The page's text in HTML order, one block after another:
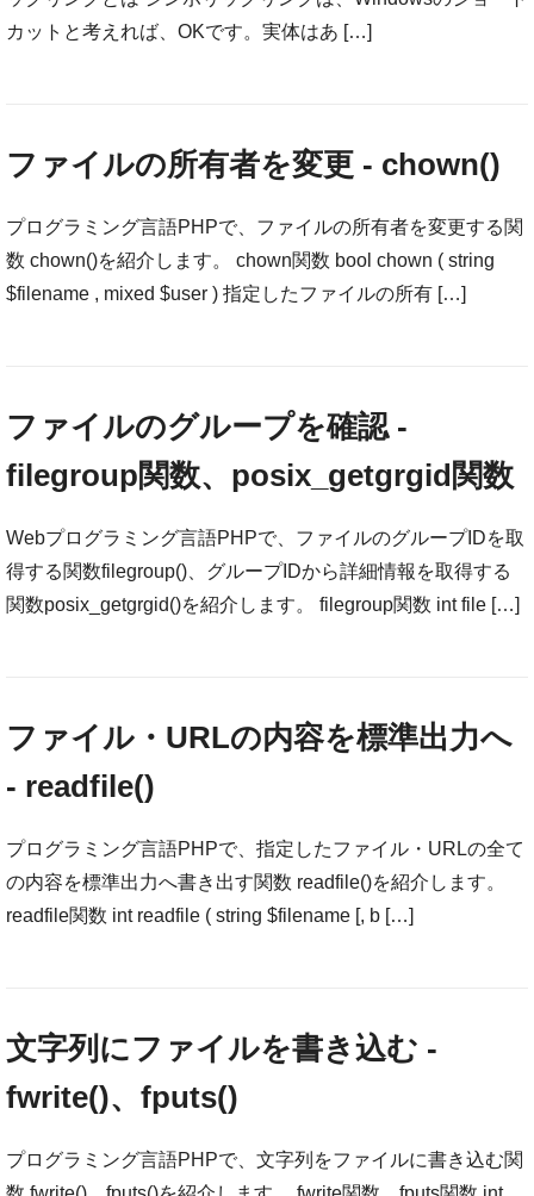
カットと考えれば、OKです。実体はあ […]
ファイルの所有者を変更 - chown()
プログラミング言語PHPで、ファイルの所有者を変更する関
数 chown()を紹介します。 chown関数 bool chown ( string
$filename , mixed $user ) 指定したファイルの所有 […]
ファイルのグループを確認 -
filegroup関数、posix_getgrgid関数
Webプログラミング言語PHPで、ファイルのグループIDを取
得する関数filegroup()、グループIDから詳細情報を取得する
関数posix_getgrgid()を紹介します。 filegroup関数 int file […]
ファイル・URLの内容を標準出力へ
- readfile()
プログラミング言語PHPで、指定したファイル・URLの全て
の内容を標準出力へ書き出す関数 readfile()を紹介します。
readfile関数 int readfile ( string $filename [, b […]
文字列にファイルを書き込む -
fwrite()、fputs()
プログラミング言語PHPで、文字列をファイルに書き込む関